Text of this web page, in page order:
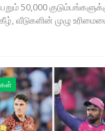
50,000
வீடுகளின் முழு